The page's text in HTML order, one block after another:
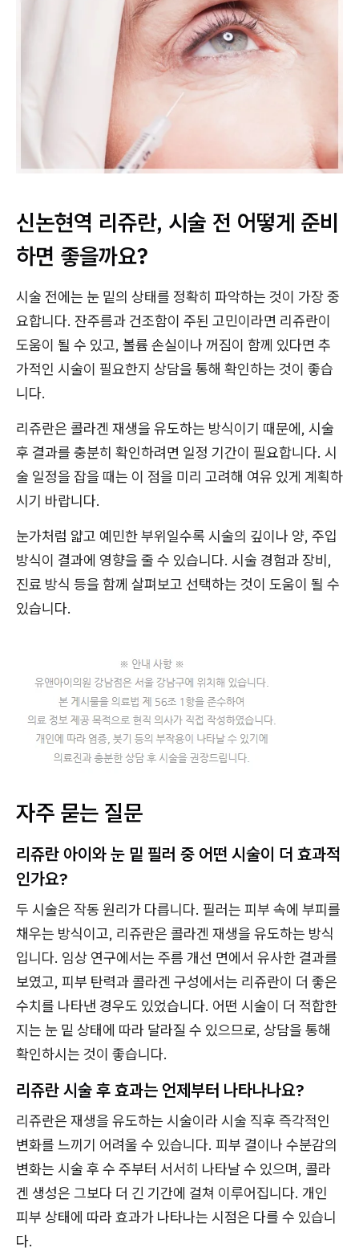
신논현역 리쥬란, 시술 전 어떻게 준비
하면 좋을까요?
시술 전에는 눈 밑의 상태를 정확히 파악하는 것이 가장 중
요합니다. 잔주름과 건조함이 주된 고민이라면 리쥬란이
도움이 될 수 있고, 볼륨 손실이나 꺼짐이 함께 있다면 추
가적인 시술이 필요한지 상담을 통해 확인하는 것이 좋습
니다.
리쥬란은 콜라겐 재생을 유도하는 방식이기 때문에, 시술
후 결과를 충분히 확인하려면 일정 기간이 필요합니다. 시
술 일정을 잡을 때는 이 점을 미리 고려해 여유 있게 계획하
시기 바랍니다.
눈가처럼 얇고 예민한 부위일수록 시술의 깊이나 양, 주입
방식이 결과에 영향을 줄 수 있습니다. 시술 경험과 장비,
진료 방식 등을 함께 살펴보고 선택하는 것이 도움이 될 수
있습니다.
자주 묻는 질문
리쥬란 아이와 눈 밑 필러 중 어떤 시술이 더 효과적
인가요?
두 시술은 작동 원리가 다릅니다. 필러는 피부 속에 부피를
채우는 방식이고, 리쥬란은 콜라겐 재생을 유도하는 방식
입니다. 임상 연구에서는 주름 개선 면에서 유사한 결과를
보였고, 피부 탄력과 콜라겐 구성에서는 리쥬란이 더 좋은
수치를 나타낸 경우도 있었습니다. 어떤 시술이 더 적합한
지는 눈 밑 상태에 따라 달라질 수 있으므로, 상담을 통해
확인하시는 것이 좋습니다.
리쥬란 시술 후 효과는 언제부터 나타나나요?
리쥬란은 재생을 유도하는 시술이라 시술 직후 즉각적인
변화를 느끼기 어려울 수 있습니다. 피부 결이나 수분감의
변화는 시술 후 수 주부터 서서히 나타날 수 있으며, 콜라
겐 생성은 그보다 더 긴 기간에 걸쳐 이루어집니다. 개인
피부 상태에 따라 효과가 나타나는 시점은 다를 수 있습니
다.